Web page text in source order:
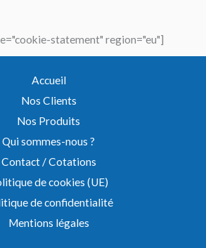
statement" region="eu"]
Accueil
Nos Clients
Nos Produits
Qui sommes-nous ?
Contact / Cotations
de cookies (UE)
de confidentialité
Mentions légales